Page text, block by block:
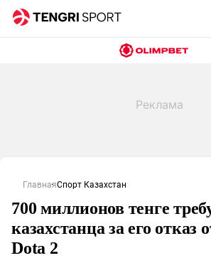
ГлавнаяСпорт Казахстан
700 миллионов тенге
казахстанца за его отказ
Dota 2